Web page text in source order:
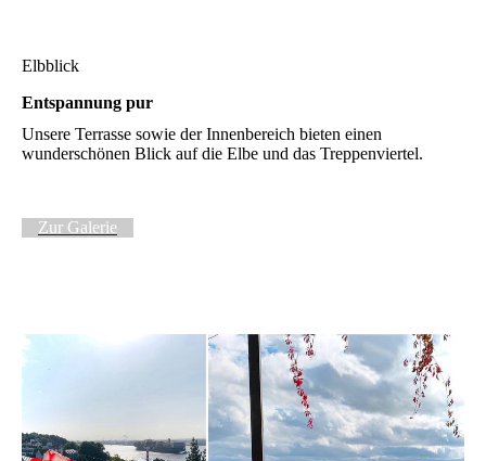
Elbblick
Entspannung pur
Unsere Terrasse sowie der Innenbereich bieten einen
wunderschönen Blick auf die Elbe und das Treppenviertel.
Zur Galerie